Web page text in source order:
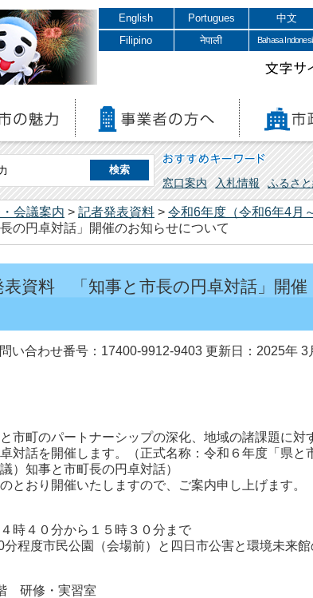
English Portugues 中文
Filipino
नेपाली Bahasa
文字サ
おすすめキーワード
窓口案内 入札情報 ふるさ
会議案内 > 記者発表資料 > 令和6年度（令和6年4月
円卓対話」開催のお知らせについて
資料 「知事と市長の円卓対話」開催
問い合わせ番号：17400-9912-9403 更新日：2025年 3
市町のパートナーシップの深化、地域の諸課題に対
対話を開催します。（正式名称：令和６年度「県と
）知事と市町長の円卓対話）
おり開催いたしますので、ご案内申し上げます。
時４０分から１５時３０分まで
度市民公園（会場前）と四日市公害と環境未来館
研修・実習室